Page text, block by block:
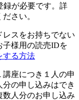
録が必要です。詳
さい。
スをお持ちでない
子様用の読売IDを
する方法
座につき１人の申
の申し込みはでき
数人分のお申し込み